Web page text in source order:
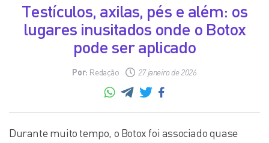
Testículos, axilas, pés e além: os
lugares inusitados onde o Botox
pode ser aplicado
Por: Redação 27 janeiro de 2026
Durante muito tempo, o Botox foi associado quase